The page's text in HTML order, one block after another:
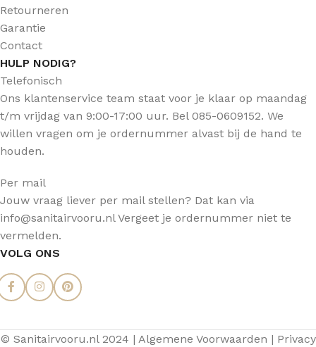
Retourneren
Garantie
Contact
HULP NODIG?
Telefonisch
Ons klantenservice team staat voor je klaar op maandag
t/m vrijdag van 9:00-17:00 uur. Bel 085-0609152. We
willen vragen om je ordernummer alvast bij de hand te
houden.
Per mail
Jouw vraag liever per mail stellen? Dat kan via
info@sanitairvooru.nl Vergeet je ordernummer niet te
vermelden.
VOLG ONS
© Sanitairvooru.nl 2024 | Algemene Voorwaarden | Privacy